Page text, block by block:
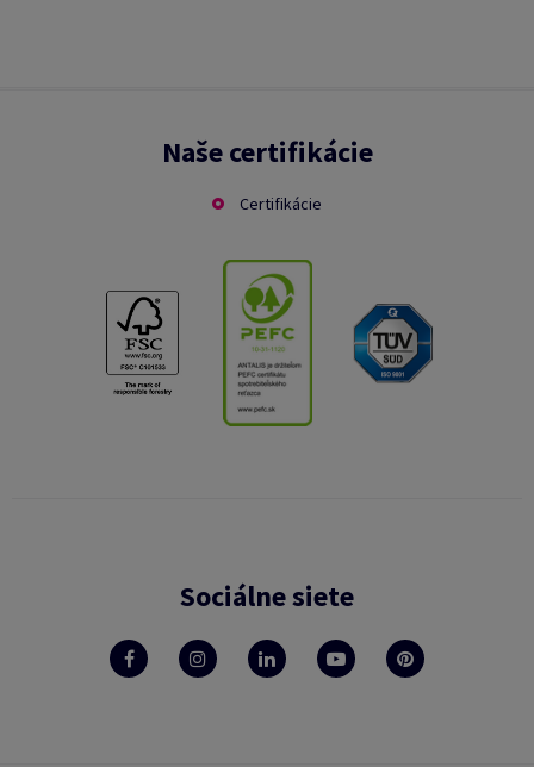
Naše certifikácie
Certifikácie
Sociálne siete